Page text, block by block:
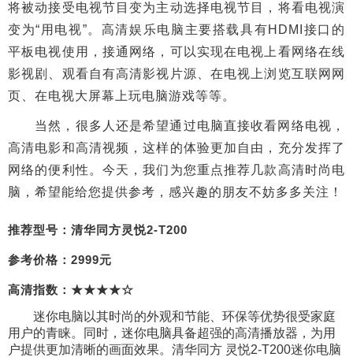
将被动接受电视节目变为主动选择电视节目，将看电视演
变为“用电视”。高清娱乐电脑主要搭载具有HDMI接口的
平板电视使用，接通网络，可以实现在电视上看网络在线
影视剧、观看自有高清影视片源、在电视上浏览互联网网
页、在电视大屏幕上玩电脑游戏等等。
当然，很多人还是希望通过电脑直接收看网络电视，
高清电影和高清视频，这样的体验更加自由，充分发挥了
网络的便利性。今天，我们为您重点推荐几款高清时尚电
脑，希望能给您提供参考，感兴趣的朋友不妨多多关注！
推荐型号：清华同方灵悦2-T200
参考价格：2999元
高清指数：★★★★☆
迷你电脑以其时尚的外观和节能、环保等优势很受家庭
用户的青睐。同时，迷你电脑具备超强的高清播放器，为用
户提供更加清晰的画面效果。清华同方 灵悦2-T200迷你电脑